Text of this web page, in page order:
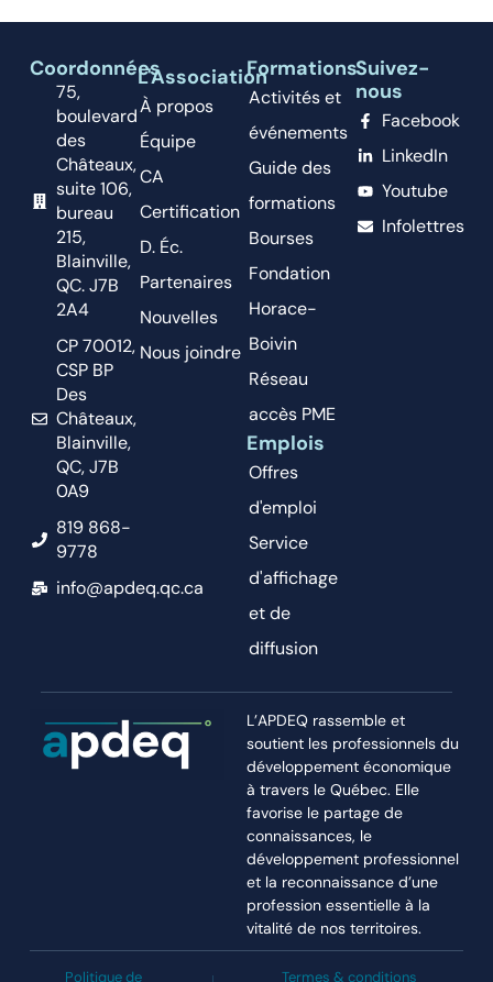
Coordonnées
75,
boulevard
des
Châteaux,
suite 106,
bureau
215,
Blainville,
QC. J7B
2A4
CP 70012,
CSP BP
Des
Châteaux,
Blainville,
QC, J7B
0A9
819 868-
9778
info@apdeq.qc.ca
L'Association
À propos
Équipe
CA
Certification
D. Éc.
Partenaires
Nouvelles
Nous joindre
Formations
Activités et
événements
Guide des
formations
Bourses
Fondation
Horace-
Boivin
Réseau
accès PME
Emplois
Offres
d'emploi
Service
d'affichage
et de
diffusion
Suivez-
nous
Facebook
LinkedIn
Youtube
Infolettres
L’APDEQ rassemble et
soutient les professionnels du
développement économique
à travers le Québec. Elle
favorise le partage de
connaissances, le
développement professionnel
et la reconnaissance d’une
profession essentielle à la
vitalité de nos territoires.
Politique de Termes & conditions